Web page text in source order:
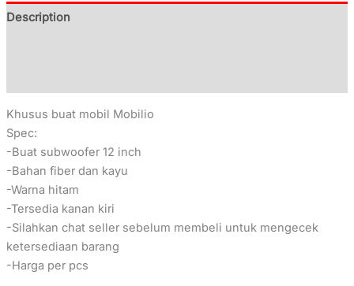
Description
Khusus buat mobil Mobilio
Spec:
-Buat subwoofer 12 inch
-Bahan fiber dan kayu
-Warna hitam
-Tersedia kanan kiri
-Silahkan chat seller sebelum membeli untuk mengecek
ketersediaan barang
-Harga per pcs